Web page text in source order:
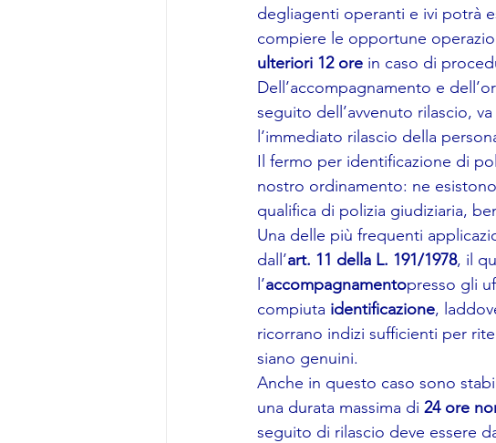
degliagenti operanti e ivi potrà
compiere le opportune
ulteriori 12 ore in caso di
Dell’accompagnamento e
seguito dell’avvenuto rilascio,
l’immediato rilascio della
Il fermo per identificazione di
nostro ordinamento: ne
qualifica di polizia giudiziaria,
Una delle più frequenti
dall’art. 11 della L. 191/1978, il
l’accompagnamentopresso gli
compiuta identificazione,
ricorrano indizi sufficienti per
siano genuini.
Anche in questo caso sono
una durata massima di 24 ore
seguito di rilascio deve essere